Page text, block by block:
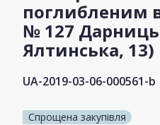
поглибленим
№ 127
Ялтинська, 13)
UA-2019-03-06-000561-b
Спрощена закупівля